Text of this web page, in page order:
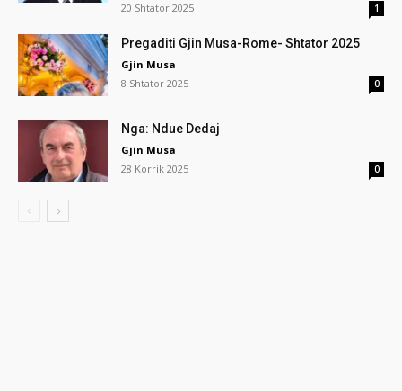
20 Shtator 2025
1
Pregaditi Gjin Musa-Rome- Shtator 2025
Gjin Musa
8 Shtator 2025
0
Nga: Ndue Dedaj
Gjin Musa
28 Korrik 2025
0